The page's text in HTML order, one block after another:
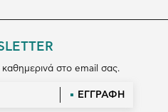
καθημερινά στο email σας.
ΕΓΓΡΑΦΗ